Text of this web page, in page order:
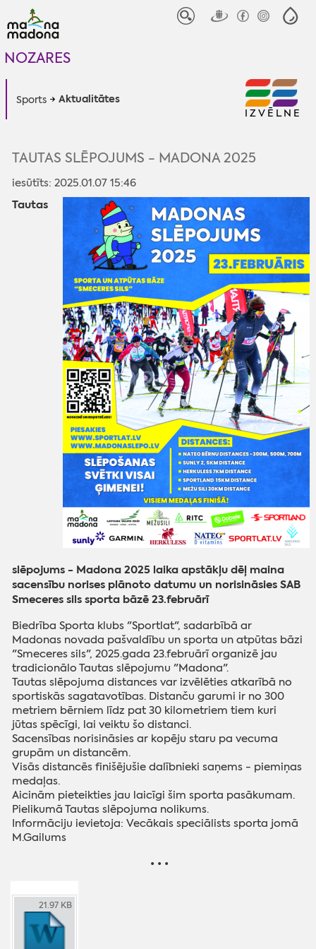
NOZARES
Sports Aktualitātes
IZVĒLNE
TAUTAS SLĒPOJUMS - MADONA 2025
iesūtīts: 2025.01.07 15:46
Tautas
slēpojums - Madona 2025 laika apstākļu dēļ maina
sacensību norises plānoto datumu un norisināsies SAB
Smeceres sils sporta bāzē 23.februārī
Biedrība Sporta klubs "Sportlat", sadarbībā ar
Madonas novada pašvaldību un sporta un atpūtas bāzi
"Smeceres sils", 2025.gada 23.februārī organizē jau
tradicionālo Tautas slēpojumu "Madona".
Tautas slēpojuma distances var izvēlēties atkarībā no
sportiskās sagatavotības. Distanču garumi ir no 300
metriem bērniem līdz pat 30 kilometriem tiem kuri
jūtas spēcīgi, lai veiktu šo distanci.
Sacensības norisināsies ar kopēju staru pa vecuma
grupām un distancēm.
Visās distancēs finišējušie dalībnieki saņems - piemiņas
medaļas.
Aicinām pieteikties jau laicīgi šim sporta pasākumam.
Pielikumā Tautas slēpojuma nolikums.
Informāciju ievietoja: Vecākais speciālists sporta jomā
M.Gailums
• • •
21.97 KB